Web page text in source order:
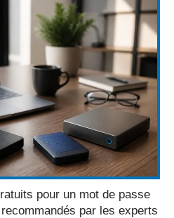
pour un mot de passe
par les experts